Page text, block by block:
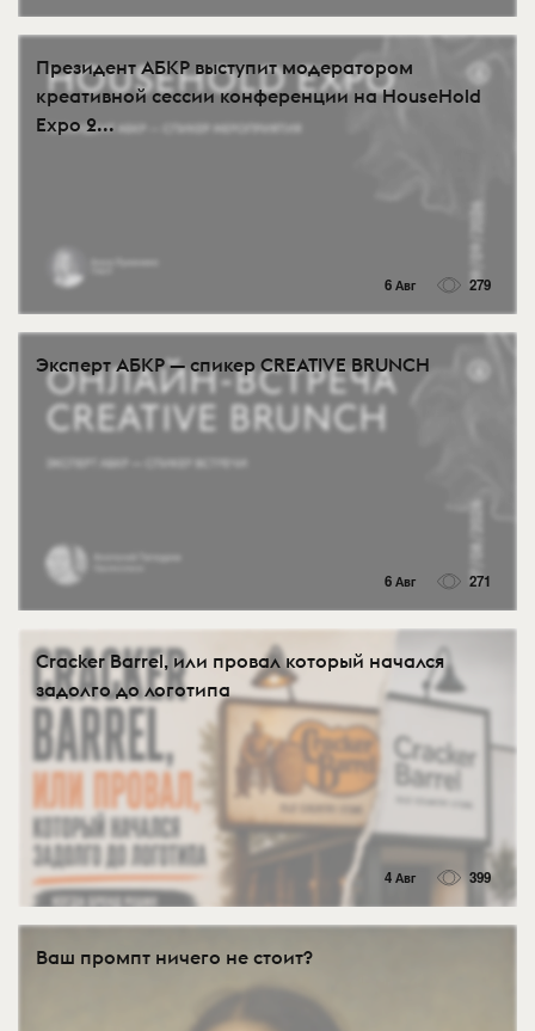
Президент АБКР выступит модератором
креативной сессии конференции на HouseHold
Expo 2...
6 Авг 279
Эксперт АБКР — спикер CREATIVE BRUNCH
6 Авг 271
Cracker Barrel, или провал который начался
задолго до логотипа
4 Авг 399
Ваш промпт ничего не стоит?